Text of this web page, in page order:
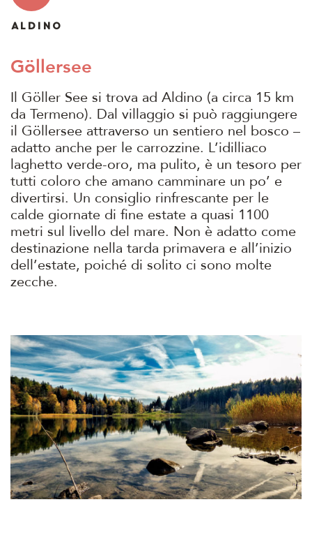
ALDINO
Göllersee
Il Göller See si trova ad Aldino (a circa 15 km
da Termeno). Dal villaggio si può raggiungere
il Göllersee attraverso un sentiero nel bosco –
adatto anche per le carrozzine. L’idilliaco
laghetto verde-oro, ma pulito, è un tesoro per
tutti coloro che amano camminare un po’ e
divertirsi. Un consiglio rinfrescante per le
calde giornate di fine estate a quasi 1100
metri sul livello del mare. Non è adatto come
destinazione nella tarda primavera e all’inizio
dell’estate, poiché di solito ci sono molte
zecche.